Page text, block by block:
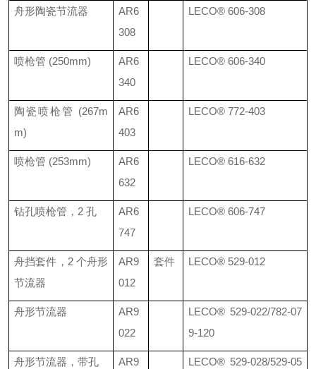
舟形陶瓷节流器
AR6
308
LECO® 606-308
喷枪管 (250mm)
AR6
340
LECO® 606-340
陶瓷喷枪管 (267m
m)
AR6
403
LECO® 772-403
喷枪管 (253mm)
AR6
632
LECO® 616-632
钻孔喷枪管， 2 孔
AR6
747
LECO® 606-747
舟挡套件， 2 个舟形
节流器
AR9
012
套件 LECO® 529-012
舟形节流器
AR9
022
LECO® 529-022/782-07
9-120
舟形节流器，带孔
AR9
LECO® 529-028/529-05